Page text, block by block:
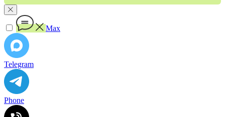
Max
Telegram
Phone